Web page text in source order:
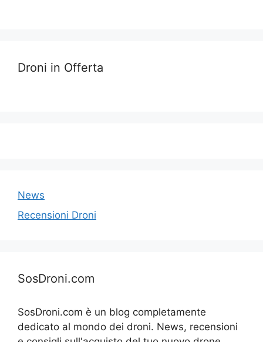
Droni in Offerta
News
Recensioni Droni
SosDroni.com
SosDroni.com è un blog completamente
dedicato al mondo dei droni. News, recensioni